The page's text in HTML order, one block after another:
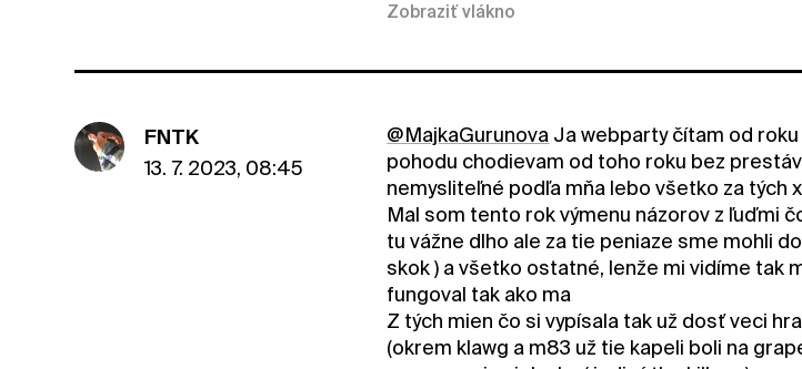
Zobraziť vlákno
FNTK
13. 7. 2023, 08:45
@MajkaGurunova Ja webparty čítam od
pohodu chodievam od toho roku bez
nemysliteľné podľa mňa lebo všetko za tých
Mal som tento rok výmenu názorov z ľuďmi
tu vážne dlho ale za tie peniaze sme mohli
skok ) a všetko ostatné, lenže mi vidíme tak
fungoval tak ako ma
Z tých mien čo si vypísala tak už dosť veci
(okrem klawg a m83 už tie kapeli boli na